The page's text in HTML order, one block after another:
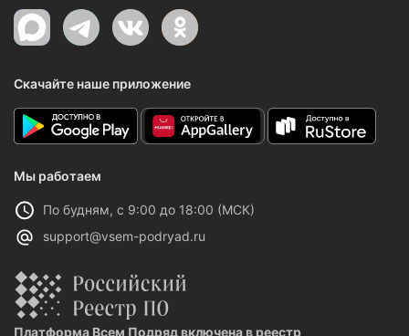
Скачайте наше приложение
Мы работаем
По будням, с 9:00 до 18:00 (МСК)
support@vsem-podryad.ru
Платформа Всем Подряд включена в реестр